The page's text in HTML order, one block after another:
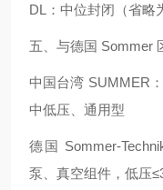
DL：中位封闭（省略
五、与德国 Sommer
中国台湾 SUMMER
中低压、通用型
德国
泵、真空组件，低压